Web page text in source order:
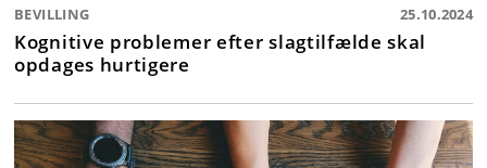
BEVILLING 25.10.2024
Kognitive problemer efter slagtilfælde skal
opdages hurtigere